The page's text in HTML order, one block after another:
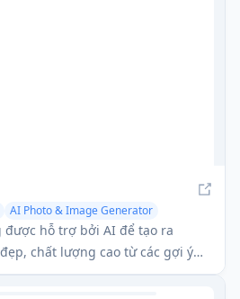
AI Photo & Image Generator
được hỗ trợ bởi AI để tạo ra
chất lượng cao từ các gợi ý